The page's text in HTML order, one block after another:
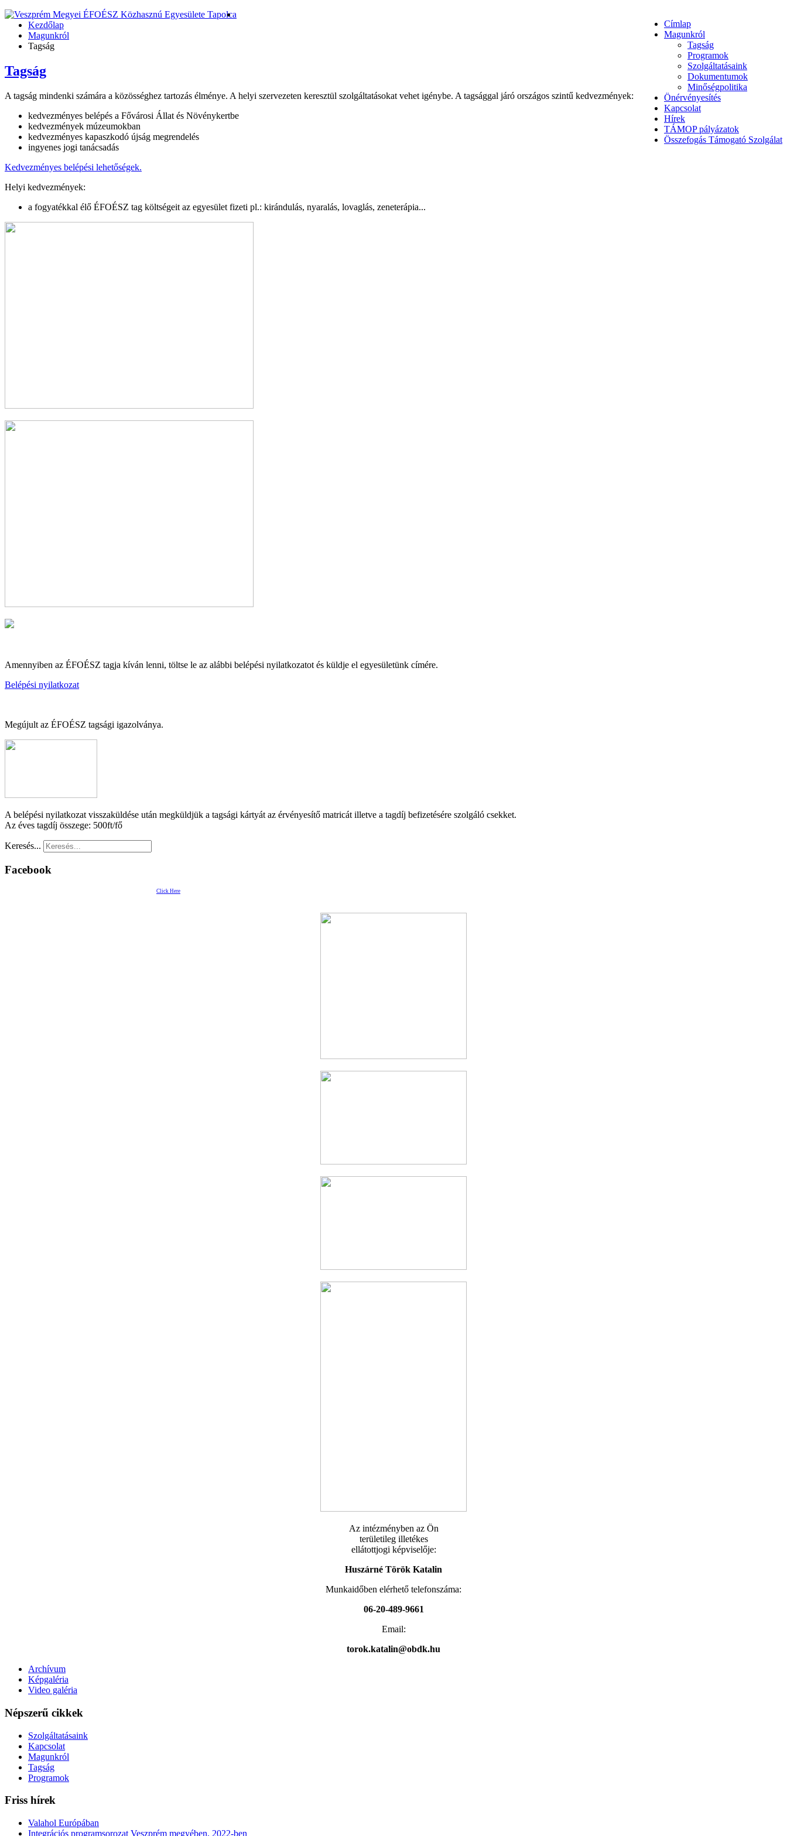
Címlap
Magunkról
Tagság
Programok
Szolgáltatásaink
Dokumentumok
Minőségpolitika
Önérvényesítés
Kapcsolat
Hírek
TÁMOP pályázatok
Összefogás Támogató Szolgálat
Kezdőlap
Magunkról
Tagság
Tagság
A tagság mindenki számára a közösséghez tartozás élménye. A helyi szervezeten keresztül szolgáltatásokat vehet igénybe. A tagsággal járó országos szintű kedvezmények:
kedvezményes belépés a Fővárosi Állat és Növénykertbe
kedvezmények múzeumokban
kedvezményes kapaszkodó újság megrendelés
ingyenes jogi tanácsadás
Kedvezményes belépési lehetőségek.
Helyi kedvezmények:
a fogyatékkal élő ÉFOÉSZ tag költségeit az egyesület fizeti pl.: kirándulás, nyaralás, lovaglás, zeneterápia...
Amennyiben az ÉFOÉSZ tagja kíván lenni, töltse le az alábbi belépési nyilatkozatot és küldje el egyesületünk címére.
Belépési nyilatkozat
Megújult az ÉFOÉSZ tagsági igazolványa.
A belépési nyilatkozat visszaküldése után megküldjük a tagsági kártyát az érvényesítő matricát illetve a tagdíj befizetésére szolgáló csekket.
Az éves tagdíj összege: 500ft/fő
Keresés...
Facebook
Click Here
Az intézményben az Ön
területileg illetékes
ellátottjogi képviselője:
Huszárné Török Katalin
Munkaidőben elérhető telefonszáma:
06-20-489-9661
Email:
torok.katalin@obdk.hu
Archívum
Képgaléria
Video galéria
Népszerű cikkek
Szolgáltatásaink
Kapcsolat
Magunkról
Tagság
Programok
Friss hírek
Valahol Európában
Integrációs programsorozat Veszprém megyében, 2022-ben